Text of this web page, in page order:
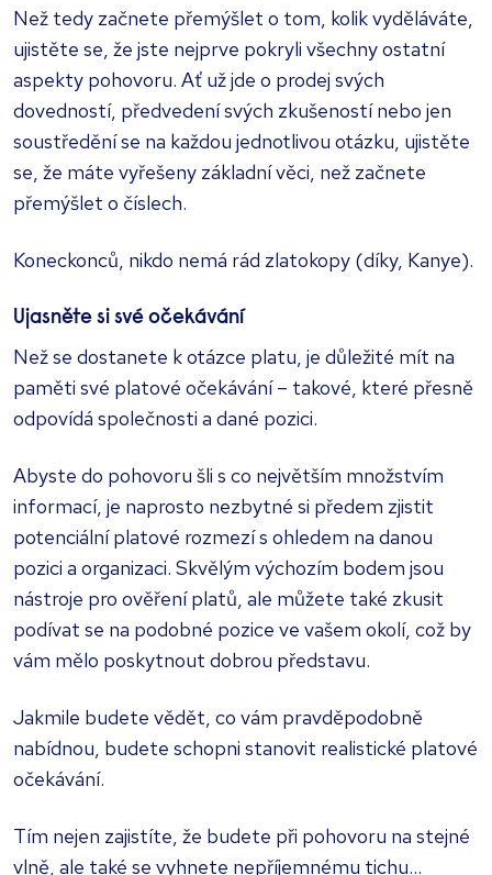
Než tedy začnete přemýšlet o tom, kolik vyděláváte,
ujistěte se, že jste nejprve pokryli všechny ostatní
aspekty pohovoru. Ať už jde o prodej svých
dovedností, předvedení svých zkušeností nebo jen
soustředění se na každou jednotlivou otázku, ujistěte
se, že máte vyřešeny základní věci, než začnete
přemýšlet o číslech.
Koneckonců, nikdo nemá rád zlatokopy (díky, Kanye).
Ujasněte si své očekávání
Než se dostanete k otázce platu, je důležité mít na
paměti své platové očekávání – takové, které přesně
odpovídá společnosti a dané pozici.
Abyste do pohovoru šli s co největším množstvím
informací, je naprosto nezbytné si předem zjistit
potenciální platové rozmezí s ohledem na danou
pozici a organizaci. Skvělým výchozím bodem jsou
nástroje pro ověření platů, ale můžete také zkusit
podívat se na podobné pozice ve vašem okolí, což by
vám mělo poskytnout dobrou představu.
Jakmile budete vědět, co vám pravděpodobně
nabídnou, budete schopni stanovit realistické platové
očekávání.
Tím nejen zajistíte, že budete při pohovoru na stejné
vlně, ale také se vyhnete nepříjemnému tichu...